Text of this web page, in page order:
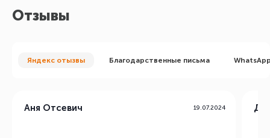
Яндекс отызвы Благодарственные письма
Аня Отсевич 19.07.2024